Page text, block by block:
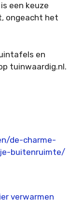
een keuze
ongeacht het
en
tuinwaardig.nl.
de-charme-
buitenruimte/
verwarmen